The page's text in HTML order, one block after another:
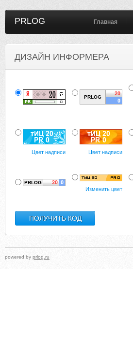
PRLOG Главная
ДИЗАЙН ИНФОРМЕРА
Цвет надписи Цвет надписи
Изменить цвет
powered by prlog.ru